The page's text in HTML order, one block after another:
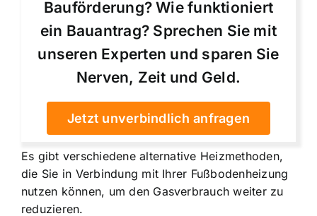
Bauförderung? Wie funktioniert
ein Bauantrag? Sprechen Sie mit
unseren Experten und sparen Sie
Nerven, Zeit und Geld.
Jetzt unverbindlich anfragen
Es gibt verschiedene alternative Heizmethoden,
die Sie in Verbindung mit Ihrer Fußbodenheizung
nutzen können, um den Gasverbrauch weiter zu
reduzieren.